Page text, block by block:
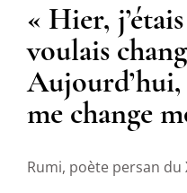
« Hier,
voulais
Aujourd’hui,
me change
Rumi, poète persan du